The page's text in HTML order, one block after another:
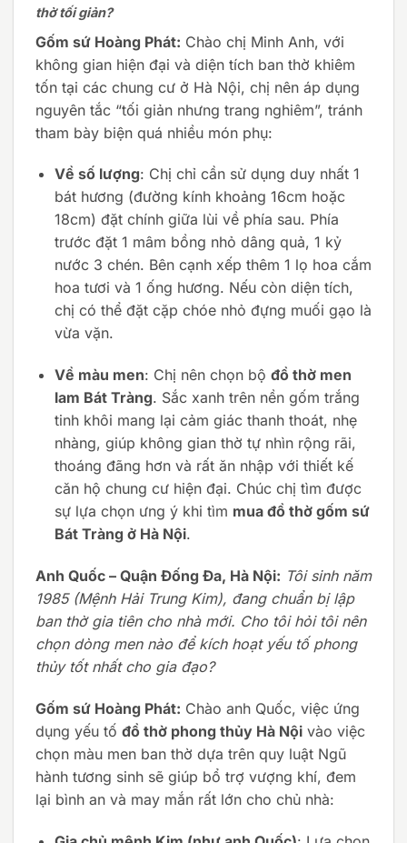
thờ tối giản?
Gốm sứ Hoàng Phát: Chào chị Minh Anh, với
không gian hiện đại và diện tích ban thờ khiêm
tốn tại các chung cư ở Hà Nội, chị nên áp dụng
nguyên tắc “tối giản nhưng trang nghiêm”, tránh
tham bày biện quá nhiều món phụ:
Về số lượng: Chị chỉ cần sử dụng duy nhất 1
bát hương (đường kính khoảng 16cm hoặc
18cm) đặt chính giữa lùi về phía sau. Phía
trước đặt 1 mâm bồng nhỏ dâng quả, 1 kỷ
nước 3 chén. Bên cạnh xếp thêm 1 lọ hoa cắm
hoa tươi và 1 ống hương. Nếu còn diện tích,
chị có thể đặt cặp chóe nhỏ đựng muối gạo là
vừa vặn.
Về màu men: Chị nên chọn bộ đồ thờ men
lam Bát Tràng. Sắc xanh trên nền gốm trắng
tinh khôi mang lại cảm giác thanh thoát, nhẹ
nhàng, giúp không gian thờ tự nhìn rộng rãi,
thoáng đãng hơn và rất ăn nhập với thiết kế
căn hộ chung cư hiện đại. Chúc chị tìm được
sự lựa chọn ưng ý khi tìm mua đồ thờ gốm sứ
Bát Tràng ở Hà Nội.
Anh Quốc – Quận Đống Đa, Hà Nội: Tôi sinh năm
1985 (Mệnh Hải Trung Kim), đang chuẩn bị lập
ban thờ gia tiên cho nhà mới. Cho tôi hỏi tôi nên
chọn dòng men nào để kích hoạt yếu tố phong
thủy tốt nhất cho gia đạo?
Gốm sứ Hoàng Phát: Chào anh Quốc, việc ứng
dụng yếu tố đồ thờ phong thủy Hà Nội vào việc
chọn màu men ban thờ dựa trên quy luật Ngũ
hành tương sinh sẽ giúp bổ trợ vượng khí, đem
lại bình an và may mắn rất lớn cho chủ nhà: